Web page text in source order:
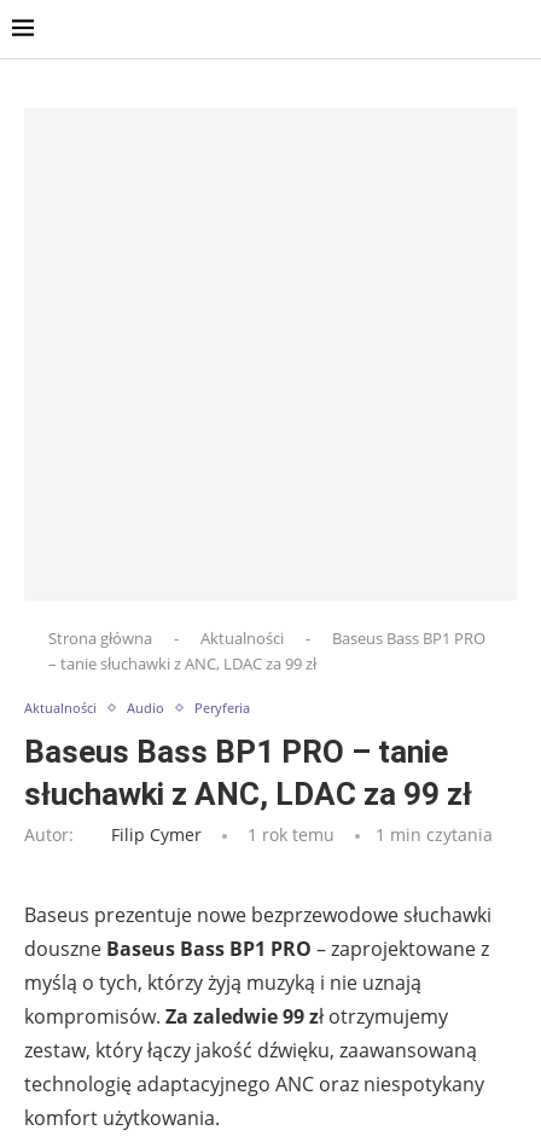
Strona główna - Aktualności -
Baseus Bass BP1 PRO
– tanie słuchawki z ANC, LDAC za 99 zł
Aktualności Audio Peryferia
Baseus Bass BP1 PRO – tanie
słuchawki z ANC, LDAC za 99 zł
Autor: Filip Cymer 1 rok temu 1 min czytania
Baseus prezentuje nowe bezprzewodowe słuchawki
douszne Baseus Bass BP1 PRO – zaprojektowane z
myślą o tych, którzy żyją muzyką i nie uznają
kompromisów. Za zaledwie 99 zł otrzymujemy
zestaw, który łączy jakość dźwięku, zaawansowaną
technologię adaptacyjnego ANC oraz niespotykany
komfort użytkowania.